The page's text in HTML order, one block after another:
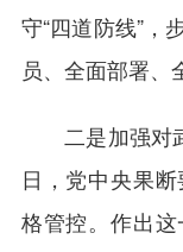
守“四道防线”，
员、全面部署、
二是加强对武
日，党中央果
格管控。作出